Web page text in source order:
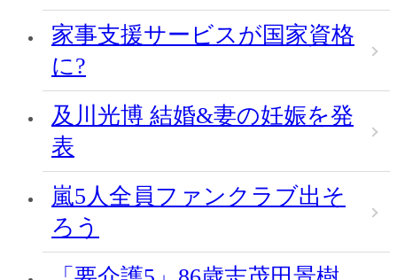
家事支援サービスが国家資格
に?
及川光博 結婚&妻の妊娠を発
表
嵐5人全員ファンクラブ出そ
ろう